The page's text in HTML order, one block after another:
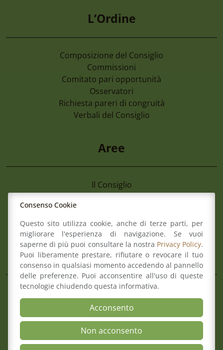
L’Ordine
Composizione del Consiglio
Commissioni
Comitato pari opportunità
Osservatori
Richiesta pareri di congruità
Verbali del Consiglio
Aree
Il Consiglio
Consultazione Albo
Comitato pari opportunità
Mediazione
Organismo di composizione della crisi
Mappa del sito
Contatti
Meccanismo di Feedback
Dichiarazione di Accessibilità
Privacy Policy & Cookie
Consenso Cookie
Questo sito utilizza cookie, anche di terze parti, per
migliorare l'esperienza di navigazione. Se vuoi
saperne di più puoi consultare la nostra Privacy Policy.
Puoi liberamente prestare, rifiutare o revocare il tuo
consenso in qualsiasi momento accedendo al pannello
delle preferenze. Puoi acconsentire all'uso di queste
tecnologie chiudendo questa informativa.
Acconsento
Non acconsento